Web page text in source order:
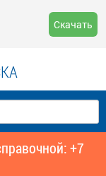
Скачать
+7